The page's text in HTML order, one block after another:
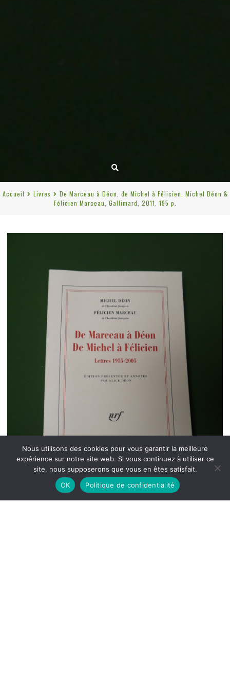
Accueil Livres
De Marceau à Déon, de Michel à Félicien, Michel Déon &
Félicien Marceau, Gallimard, 2011, 195 p.
Nous utilisons des cookies pour vous garantir la meilleure
expérience sur notre site web. Si vous continuez à utiliser ce
site, nous supposerons que vous en êtes satisfait.
OK
Politique de confidentialité